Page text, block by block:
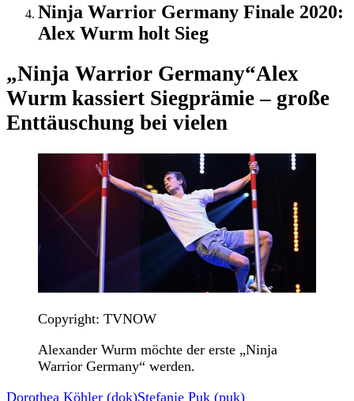
Ninja Warrior Germany Finale 2020:
Alex Wurm holt Sieg
„Ninja Warrior Germany“Alex
Wurm kassiert Siegprämie – große
Enttäuschung bei vielen
Copyright: TVNOW
Alexander Wurm möchte der erste „Ninja
Warrior Germany“ werden.
Dorothea Köhler (dok)Stefanie Puk (puk)